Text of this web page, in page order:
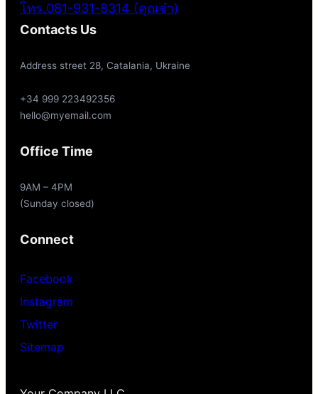
โทร.081-931-8314 (คุณจ๋า)
Contacts Us
Address street 28, Catalania, Ukraine
+34 999 223492356
hello@myemail.com
Office Time
9AM – 4PM
(Sunday closed)
Connect
Facebook
Instagram
Twitter
Sitemap